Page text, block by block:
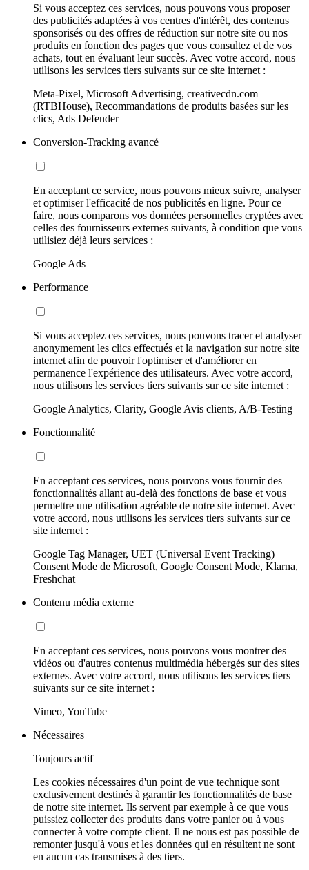
Si vous acceptez ces services, nous pouvons vous proposer
des publicités adaptées à vos centres d'intérêt, des contenus
sponsorisés ou des offres de réduction sur notre site ou nos
produits en fonction des pages que vous consultez et de vos
achats, tout en évaluant leur succès. Avec votre accord, nous
utilisons les services tiers suivants sur ce site internet :
Meta-Pixel, Microsoft Advertising, creativecdn.com
(RTBHouse), Recommandations de produits basées sur les
clics, Ads Defender
Conversion-Tracking avancé
En acceptant ce service, nous pouvons mieux suivre, analyser
et optimiser l'efficacité de nos publicités en ligne. Pour ce
faire, nous comparons vos données personnelles cryptées avec
celles des fournisseurs externes suivants, à condition que vous
utilisiez déjà leurs services :
Google Ads
Performance
Si vous acceptez ces services, nous pouvons tracer et analyser
anonymement les clics effectués et la navigation sur notre site
internet afin de pouvoir l'optimiser et d'améliorer en
permanence l'expérience des utilisateurs. Avec votre accord,
nous utilisons les services tiers suivants sur ce site internet :
Google Analytics, Clarity, Google Avis clients, A/B-Testing
Fonctionnalité
En acceptant ces services, nous pouvons vous fournir des
fonctionnalités allant au-delà des fonctions de base et vous
permettre une utilisation agréable de notre site internet. Avec
votre accord, nous utilisons les services tiers suivants sur ce
site internet :
Google Tag Manager, UET (Universal Event Tracking)
Consent Mode de Microsoft, Google Consent Mode, Klarna,
Freshchat
Contenu média externe
En acceptant ces services, nous pouvons vous montrer des
vidéos ou d'autres contenus multimédia hébergés sur des sites
externes. Avec votre accord, nous utilisons les services tiers
suivants sur ce site internet :
Vimeo, YouTube
Nécessaires
Toujours actif
Les cookies nécessaires d'un point de vue technique sont
exclusivement destinés à garantir les fonctionnalités de base
de notre site internet. Ils servent par exemple à ce que vous
puissiez collecter des produits dans votre panier ou à vous
connecter à votre compte client. Il ne nous est pas possible de
remonter jusqu'à vous et les données qui en résultent ne sont
en aucun cas transmises à des tiers.